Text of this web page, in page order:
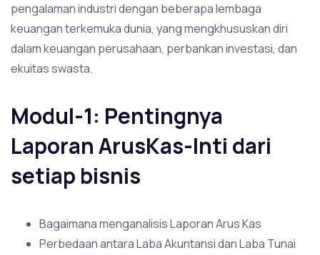
pengalaman industri dengan beberapa lembaga
keuangan terkemuka dunia, yang mengkhususkan diri
dalam keuangan perusahaan, perbankan investasi, dan
ekuitas swasta.
Modul-1: Pentingnya
Laporan ArusKas-Inti dari
setiap bisnis
Bagaimana menganalisis Laporan Arus Kas
Perbedaan antara Laba Akuntansi dan Laba Tunai